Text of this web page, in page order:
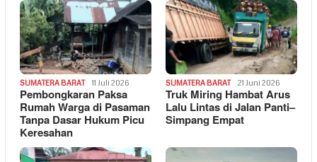
SUMATERA BARAT 11 Juli 2026
Pembongkaran Paksa
Rumah Warga di Pasaman
Tanpa Dasar Hukum Picu
Keresahan
SUMATERA BARAT 21 Juni 2026
Truk Miring Hambat Arus
Lalu Lintas di Jalan Panti–
Simpang Empat